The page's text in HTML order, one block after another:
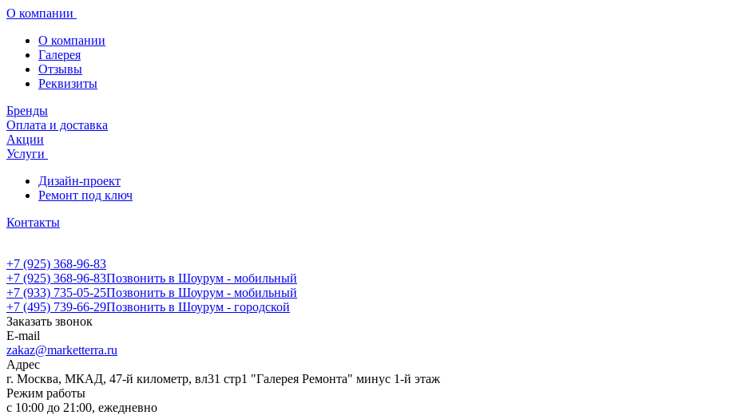
О компании
О компании
Галерея
Отзывы
Реквизиты
Бренды
Оплата и доставка
Акции
Услуги
Дизайн-проект
Ремонт под ключ
Контакты
+7 (925) 368-96-83
+7 (925) 368-96-83Позвонить в Шоурум - мобильный
+7 (933) 735-05-25Позвонить в Шоурум - мобильный
+7 (495) 739-66-29Позвонить в Шоурум - городской
Заказать звонок
E-mail
zakaz@marketterra.ru
Адрес
г. Москва, МКАД, 47-й километр, вл31 стр1 "Галерея Ремонта" минус 1-й этаж
Режим работы
с 10:00 до 21:00, ежедневно